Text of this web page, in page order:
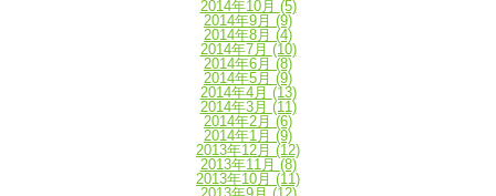
2014年10月 (5)
2014年9月 (9)
2014年8月 (4)
2014年7月 (10)
2014年6月 (8)
2014年5月 (9)
2014年4月 (13)
2014年3月 (11)
2014年2月 (6)
2014年1月 (9)
2013年12月 (12)
2013年11月 (8)
2013年10月 (11)